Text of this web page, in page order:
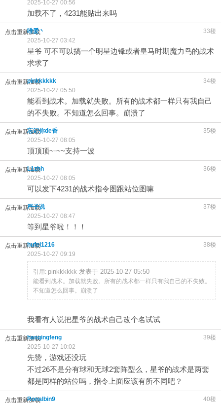
2025-10-27 00:56
加载不了，4231能贴出来吗
点击重新加载 33楼
唯爱丶
2025-10-27 03:42
星爷 可不可以搞一个明星边锋或者皇马时期魔力鸟的战术
求求了
点击重新加载 34楼
pinkkkkkk
2025-10-27 05:50
能看到战术。加载就失败。所有的战术都一样只有我自己
的不失败。不知道怎么回事。崩溃了
点击重新加载 35楼
忘记你de香
2025-10-27 08:05
顶顶顶~·~~支持一波
点击重新加载 36楼
L1zhh
2025-10-27 08:05
可以发下4231的战术指令图跟站位图嘛
点击重新加载 37楼
严子说
2025-10-27 08:47
等到星爷啦！！！
点击重新加载 38楼
hufei1216
2025-10-27 09:19
引用: pinkkkkkk 发表于 2025-10-27 05:50
能看到战术。加载就失败。所有的战术都一样只有我自己的不失败。
不知道怎么回事。崩溃了
我看有人说把星爷的战术自己改个名试试
点击重新加载 39楼
hanqingfeng
2025-10-27 10:02
先赞，游戏还没玩
不过26不是分有球和无球2套阵型么，星爷的战术是两套
都是同样的站位吗，指令上面应该有所不同吧？
点击重新加载 40楼
Ronalbin9